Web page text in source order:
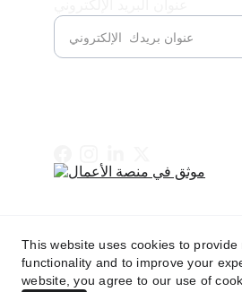
This website uses cookies to provide
functionality and to improve your
website, you agree to our use of